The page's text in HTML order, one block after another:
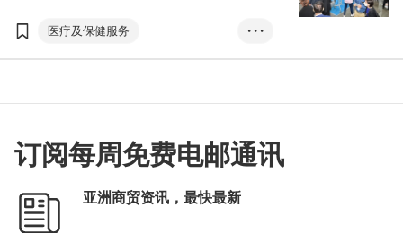
造及服务，以至整个产业的生态系统，都具备
显着的优势，有助香港发展成为世界一流的医
医疗及保健服务
医疗用品及医药
香港
香港国际医疗及保健展
创新科技
医疗科技
• • •
订阅每周免费电邮通讯
亚洲商贸资讯，最快最新